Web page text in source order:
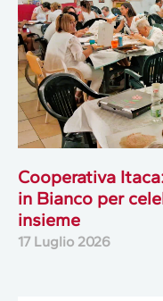
Cooperativa
in Bianco per
insieme
17 Luglio 2026